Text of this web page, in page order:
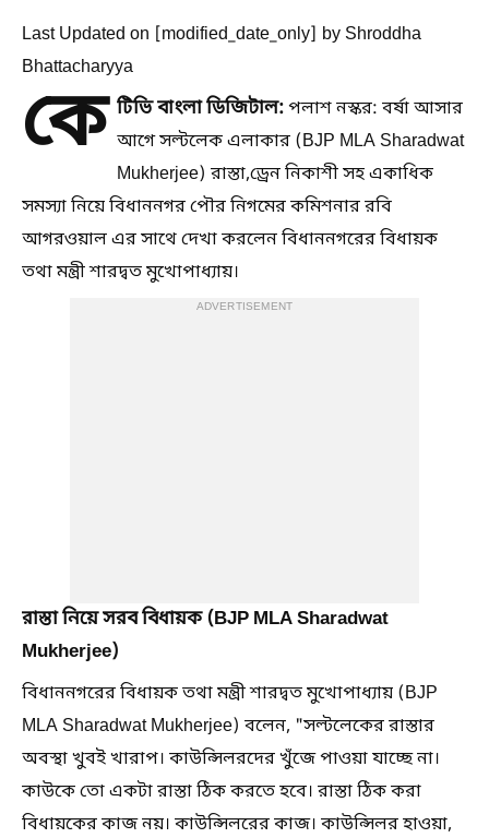
Last Updated on [modified_date_only] by Shroddha
Bhattacharyya
কে টিভি বাংলা ডিজিটাল:পলাশ নস্কর: বর্ষা আসার
আগে সল্টলেক এলাকার (BJP MLA Sharadwat
Mukherjee) রাস্তা,ড্রেন নিকাশী সহ একাধিক
সমস্যা নিয়ে বিধাননগর পৌর নিগমের কমিশনার রবি
আগরওয়াল এর সাথে দেখা করলেন বিধাননগরের বিধায়ক
তথা মন্ত্রী শারদ্বত মুখোপাধ্যায়।
ADVERTISEMENT
রাস্তা নিয়ে সরব বিধায়ক (BJP MLA Sharadwat
Mukherjee)
বিধাননগরের বিধায়ক তথা মন্ত্রী শারদ্বত মুখোপাধ্যায় (BJP
MLA Sharadwat Mukherjee) বলেন, "সল্টলেকের রাস্তার
অবস্থা খুবই খারাপ। কাউন্সিলরদের খুঁজে পাওয়া যাচ্ছে না।
কাউকে তো একটা রাস্তা ঠিক করতে হবে। রাস্তা ঠিক করা
বিধায়কের কাজ নয়। কাউন্সিলরের কাজ। কাউন্সিলর হাওয়া,